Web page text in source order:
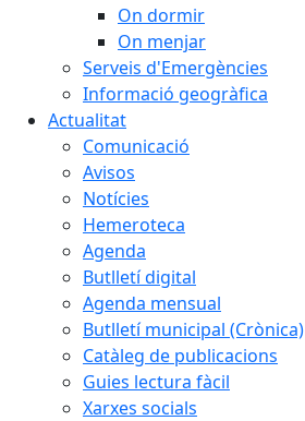
On dormir
On menjar
Serveis d'Emergències
Informació geogràfica
Actualitat
Comunicació
Avisos
Notícies
Hemeroteca
Agenda
Butlletí digital
Agenda mensual
Butlletí municipal (Crònica)
Catàleg de publicacions
Guies lectura fàcil
Xarxes socials